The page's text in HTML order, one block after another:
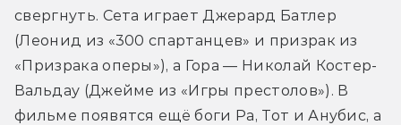
свергнуть. Сета играет Джерард Батлер
(Леонид из «300 спартанцев» и призрак из
«Призрака оперы»), а Гора — Николай Костер-
Вальдау (Джейме из «Игры престолов»). В
фильме появятся ещё боги Ра, Тот и Анубис, а